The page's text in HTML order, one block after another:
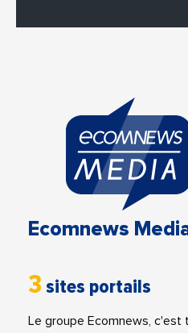
Ecomnews
3 sites portails
Le groupe Ecomnews, c'est